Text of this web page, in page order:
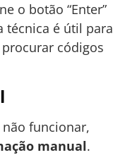
o botão “Enter”
técnica é útil para
códigos
funcionar,
manual.